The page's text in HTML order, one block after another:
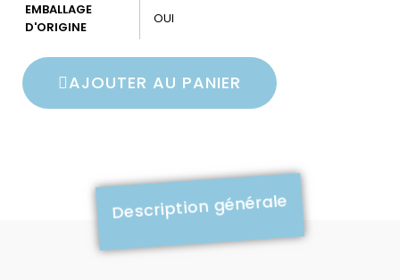
EMBALLAGE
D'ORIGINE
OUI
AJOUTER AU PANIER
Description générale